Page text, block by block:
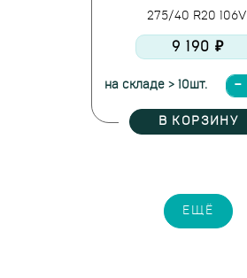
275/40 R20 106V
9 190 ₽
на складе > 10шт.
В КОРЗИНУ
ЕЩЁ